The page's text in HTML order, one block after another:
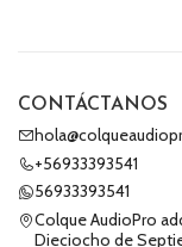
CONTÁCTANOS
+56933393541
56933393541
Colque AudioPro
Dieciocho de